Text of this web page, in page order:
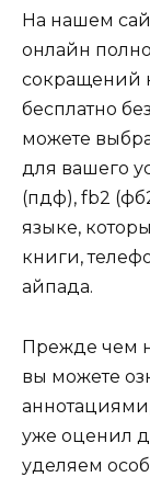
На нашем
онлайн
сокращений
бесплатно
можете
для вашего
(пдф), fb2
языке,
книги,
айпада.
Прежде чем
вы можете
аннотациями,
уже оценил
уделяем